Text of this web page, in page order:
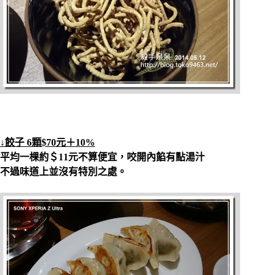
↓餃子 6顆$70元＋10%
平均一棵約＄11元不算便宜，咬開內餡有點湯汁
不過味道上並沒有特別之處。